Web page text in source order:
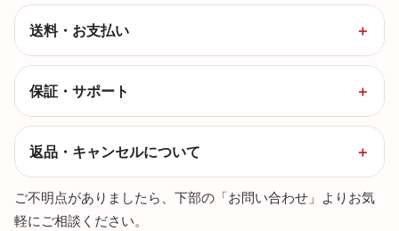
送料・お支払い
保証・サポート
返品・キャンセルについて
ご不明点がありましたら、下部の「お問い合わせ」よりお気
軽にご相談ください。